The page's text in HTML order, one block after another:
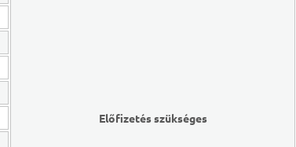
Előfizetés szükséges